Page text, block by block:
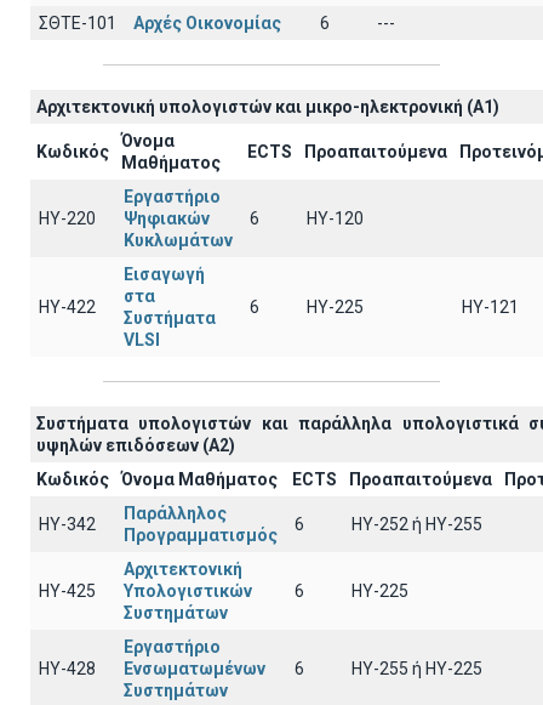
ΣΘΤΕ-101 Αρχές Οικονομίας 6 ---
Αρχιτεκτoνική υπολογιστών και μικρο-ηλεκτρονική (A1)
Κωδικός
Όνομα
Μαθήματος
ECTS Προαπαιτούμενα
ΗΥ-220
Εργαστήριο
Ψηφιακών
Κυκλωμάτων
6 HY-120
ΗΥ-422
Εισαγωγή
στα
Συστήματα
VLSI
6 HY-225 HY-121
Συστήματα υπολογιστών και παράλληλα υπολογιστικά
υψηλών επιδόσεων (A2)
Κωδικός
Όνομα Μαθήματος ECTS Προαπαιτούμενα
ΗΥ-342
Παράλληλος
Προγραμματισμός
6 ΗΥ-252 ή ΗΥ-255
ΗΥ-425
Αρχιτεκτονική
Υπολογιστικών
Συστημάτων
6 HY-225
ΗΥ-428
Εργαστήριο
Ενσωματωμένων
Συστημάτων
6 ΗΥ-255 ή HY-225